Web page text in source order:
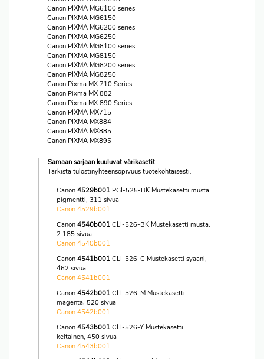
Canon PIXMA MG6100 series
Canon PIXMA MG6150
Canon PIXMA MG6200 series
Canon PIXMA MG6250
Canon PIXMA MG8100 series
Canon PIXMA MG8150
Canon PIXMA MG8200 series
Canon PIXMA MG8250
Canon Pixma MX 710 Series
Canon Pixma MX 882
Canon Pixma MX 890 Series
Canon PIXMA MX715
Canon PIXMA MX884
Canon PIXMA MX885
Canon PIXMA MX895
Samaan sarjaan kuuluvat värikasetit
Tarkista tulostinyhteensopivuus tuotekohtaisesti.
Canon 4529b001 PGI-525-BK Mustekasetti musta
pigmentti, 311 sivua
Canon 4529b001
Canon 4540b001 CLI-526-BK Mustekasetti musta,
2.185 sivua
Canon 4540b001
Canon 4541b001 CLI-526-C Mustekasetti syaani,
462 sivua
Canon 4541b001
Canon 4542b001 CLI-526-M Mustekasetti
magenta, 520 sivua
Canon 4542b001
Canon 4543b001 CLI-526-Y Mustekasetti
keltainen, 450 sivua
Canon 4543b001